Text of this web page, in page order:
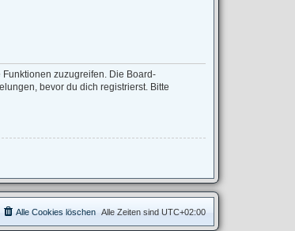
zuzugreifen. Die Board-
bevor du dich registrierst. Bitte
Alle Zeiten sind UTC+02:00
Alle Cookies löschen